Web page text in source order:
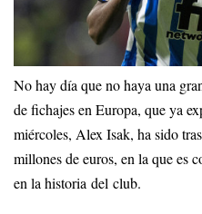
No hay día que no haya una
de fichajes en Europa, que ya
miércoles, Alex Isak, ha sido
millones de euros, en la que es
en la historia del club.